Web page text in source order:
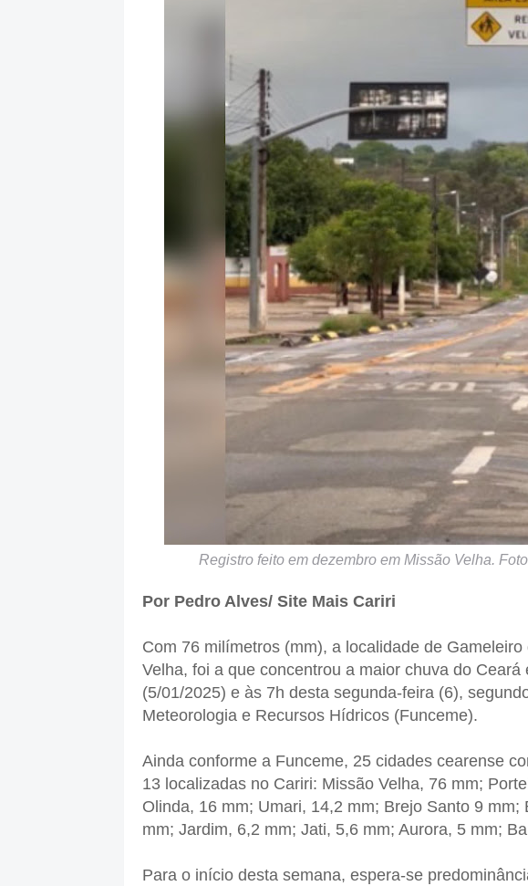
Registro feito em dezembro em Missão Velha.
Por Pedro Alves/ Site Mais Cariri
Com 76 milímetros (mm), a localidade de
Velha, foi a que concentrou a maior chuva do Ceará
(5/01/2025) e às 7h desta segunda-feira (6),
Meteorologia e Recursos Hídricos (Funceme).
Ainda conforme a Funceme, 25 cidades cearense
13 localizadas no Cariri: Missão Velha, 76 mm;
Olinda, 16 mm; Umari, 14,2 mm; Brejo Santo 9 mm;
mm; Jardim, 6,2 mm; Jati, 5,6 mm; Aurora, 5 mm;
Para o início desta semana, espera-se